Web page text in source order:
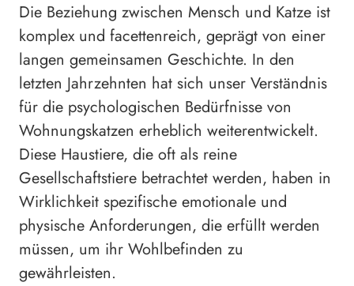
Die Beziehung zwischen Mensch und Katze ist
komplex und facettenreich, geprägt von einer
langen gemeinsamen Geschichte. In den
letzten Jahrzehnten hat sich unser Verständnis
für die psychologischen Bedürfnisse von
Wohnungskatzen erheblich weiterentwickelt.
Diese Haustiere, die oft als reine
Gesellschaftstiere betrachtet werden, haben in
Wirklichkeit spezifische emotionale und
physische Anforderungen, die erfüllt werden
müssen, um ihr Wohlbefinden zu
gewährleisten.